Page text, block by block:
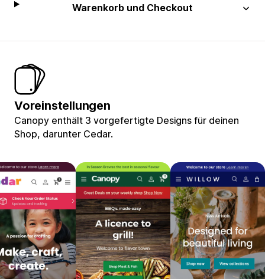
Warenkorb und Checkout
Voreinstellungen
Canopy enthält 3 vorgefertigte Designs für deinen
Shop, darunter Cedar.